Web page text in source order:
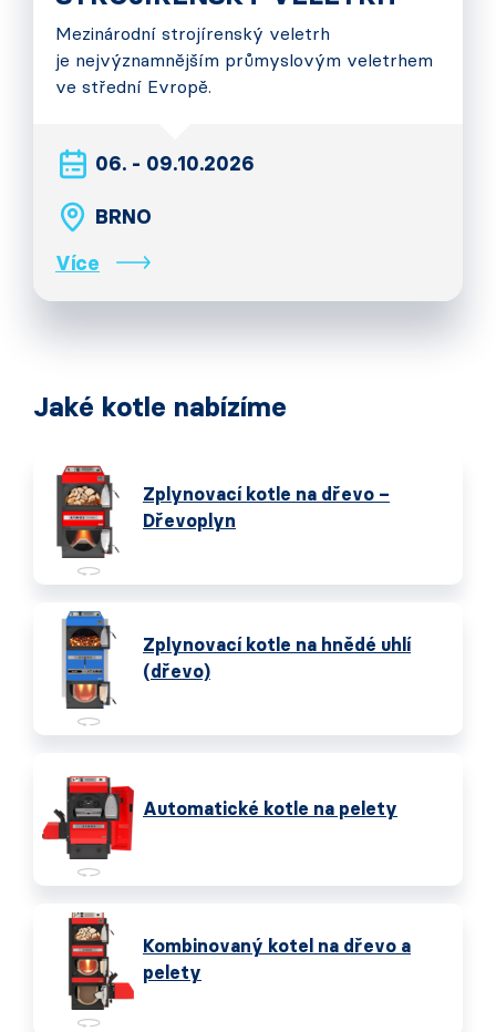
Mezinárodní strojírenský veletrh
je nejvýznamnějším průmyslovým veletrhem
ve střední Evropě.
06. - 09.10.2026
BRNO
Více
Jaké kotle nabízíme
Zplynovací kotle na dřevo –
Dřevoplyn
Zplynovací kotle na hnědé uhlí
(dřevo)
Automatické kotle na pelety
Kombinovaný kotel na dřevo a
pelety